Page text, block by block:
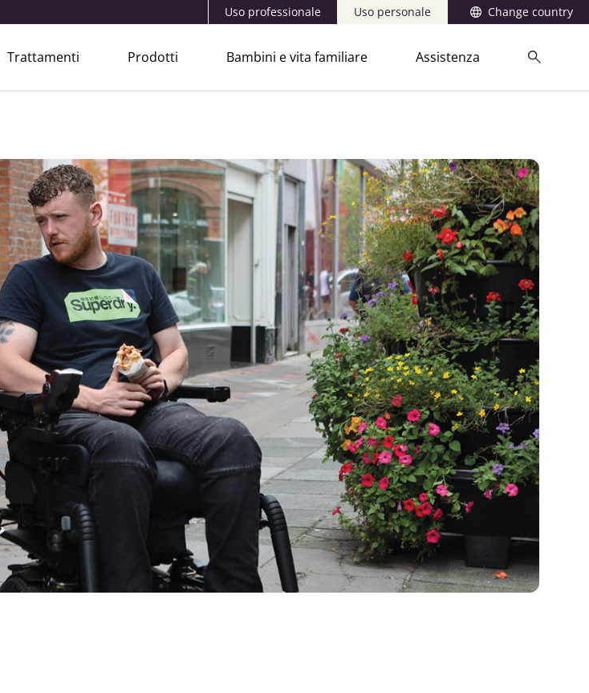
Uso professionale Uso personale Change country
Trattamenti Prodotti Bambini e vita familiare Assistenza